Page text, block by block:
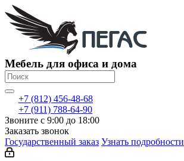
Мебель для офиса и дома
+7 (812) 456-48-68
+7 (911) 788-64-90
Звоните с 9:00 до 18:00
Заказать звонок
Государственный заказ Узнать подробности